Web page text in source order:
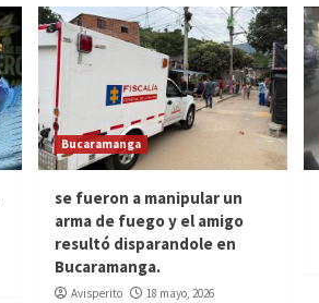
Bucaramanga
se fueron a manipular un
arma de fuego y el amigo
resultó disparandole en
Bucaramanga.
Avisperito 18 mayo, 2026